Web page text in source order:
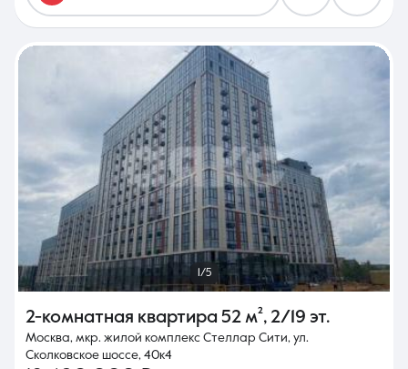
1/5
2-комнатная квартира 52 м², 2/19 эт.
Москва, мкр. жилой комплекс Стеллар Сити, ул.
Сколковское шоссе, 40к4